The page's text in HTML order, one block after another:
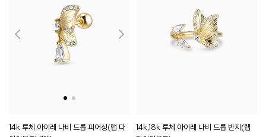
14k 루체 아이레 나비 드롭 피어싱(랩 다
14k,18k 루체 아이레 나비 드롭 반지(랩